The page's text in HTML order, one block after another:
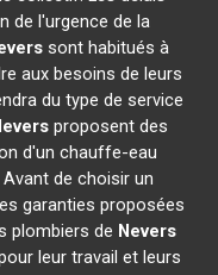
de l'urgence de la
sont habitués à
aux besoins de leurs
du type de service
proposent des
d'un chauffe-eau
Avant de choisir un
garanties proposées
plombiers de Nevers
leur travail et leurs